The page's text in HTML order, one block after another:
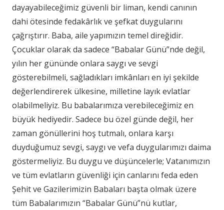
dayayabileceğimiz güvenli bir liman, kendi canının
dahi ötesinde fedakârlık ve şefkat duygularını
çağrıştırır. Baba, aile yapımızın temel direğidir.
Çocuklar olarak da sadece “Babalar Günü”nde değil,
yılın her gününde onlara saygı ve sevgi
gösterebilmeli, sağladıkları imkânları en iyi şekilde
değerlendirerek ülkesine, milletine layık evlatlar
olabilmeliyiz. Bu babalarımıza verebileceğimiz en
büyük hediyedir. Sadece bu özel günde değil, her
zaman gönüllerini hoş tutmalı, onlara karşı
duyduğumuz sevgi, saygı ve vefa duygularımızı daima
göstermeliyiz. Bu duygu ve düşüncelerle; Vatanımızın
ve tüm evlatların güvenliği için canlarını feda eden
Şehit ve Gazilerimizin Babaları başta olmak üzere
tüm Babalarımızın “Babalar Günü”nü kutlar,